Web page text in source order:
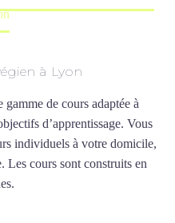
à Lyon
gamme de cours adaptée à
d’apprentissage. Vous
individuels à votre domicile,
Les cours sont construits en